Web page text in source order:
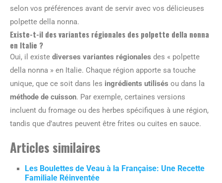
selon vos préférences avant de servir avec vos délicieuses
polpette della nonna.
Existe-t-il des variantes régionales des polpette della nonna
en Italie ?
Oui, il existe diverses variantes régionales des « polpette
della nonna » en Italie. Chaque région apporte sa touche
unique, que ce soit dans les ingrédients utilisés ou dans la
méthode de cuisson. Par exemple, certaines versions
incluent du fromage ou des herbes spécifiques à une région,
tandis que d’autres peuvent être frites ou cuites en sauce.
Articles similaires
Les Boulettes de Veau à la Française: Une Recette
Familiale Réinventée